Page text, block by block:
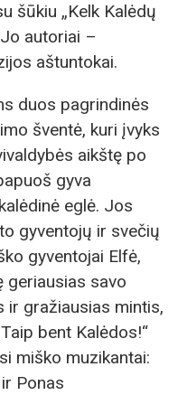
šūkiu „Kelk Kalėdų
autoriai –
aštuntokai.
duos pagrindinės
šventė, kuri įvyks
aikštę po
gyva
eglė. Jos
gyventojų ir svečių
gyventojai Elfė,
geriausias savo
ir gražiausias mintis,
bent Kalėdos!“
miško muzikantai:
Ponas